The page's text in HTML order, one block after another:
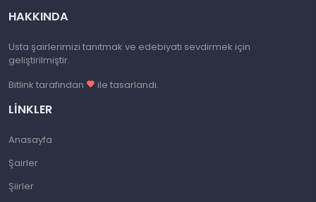
HAKKINDA
Usta şairlerimizi tanıtmak ve edebiyatı sevdirmek için
geliştirilmiştir.
Bitlink tarafından
ile tasarlandı.
LINKLER
Anasayfa
Şairler
Şiirler